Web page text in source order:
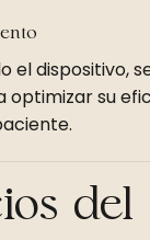
el dispositivo,
optimizar su
del